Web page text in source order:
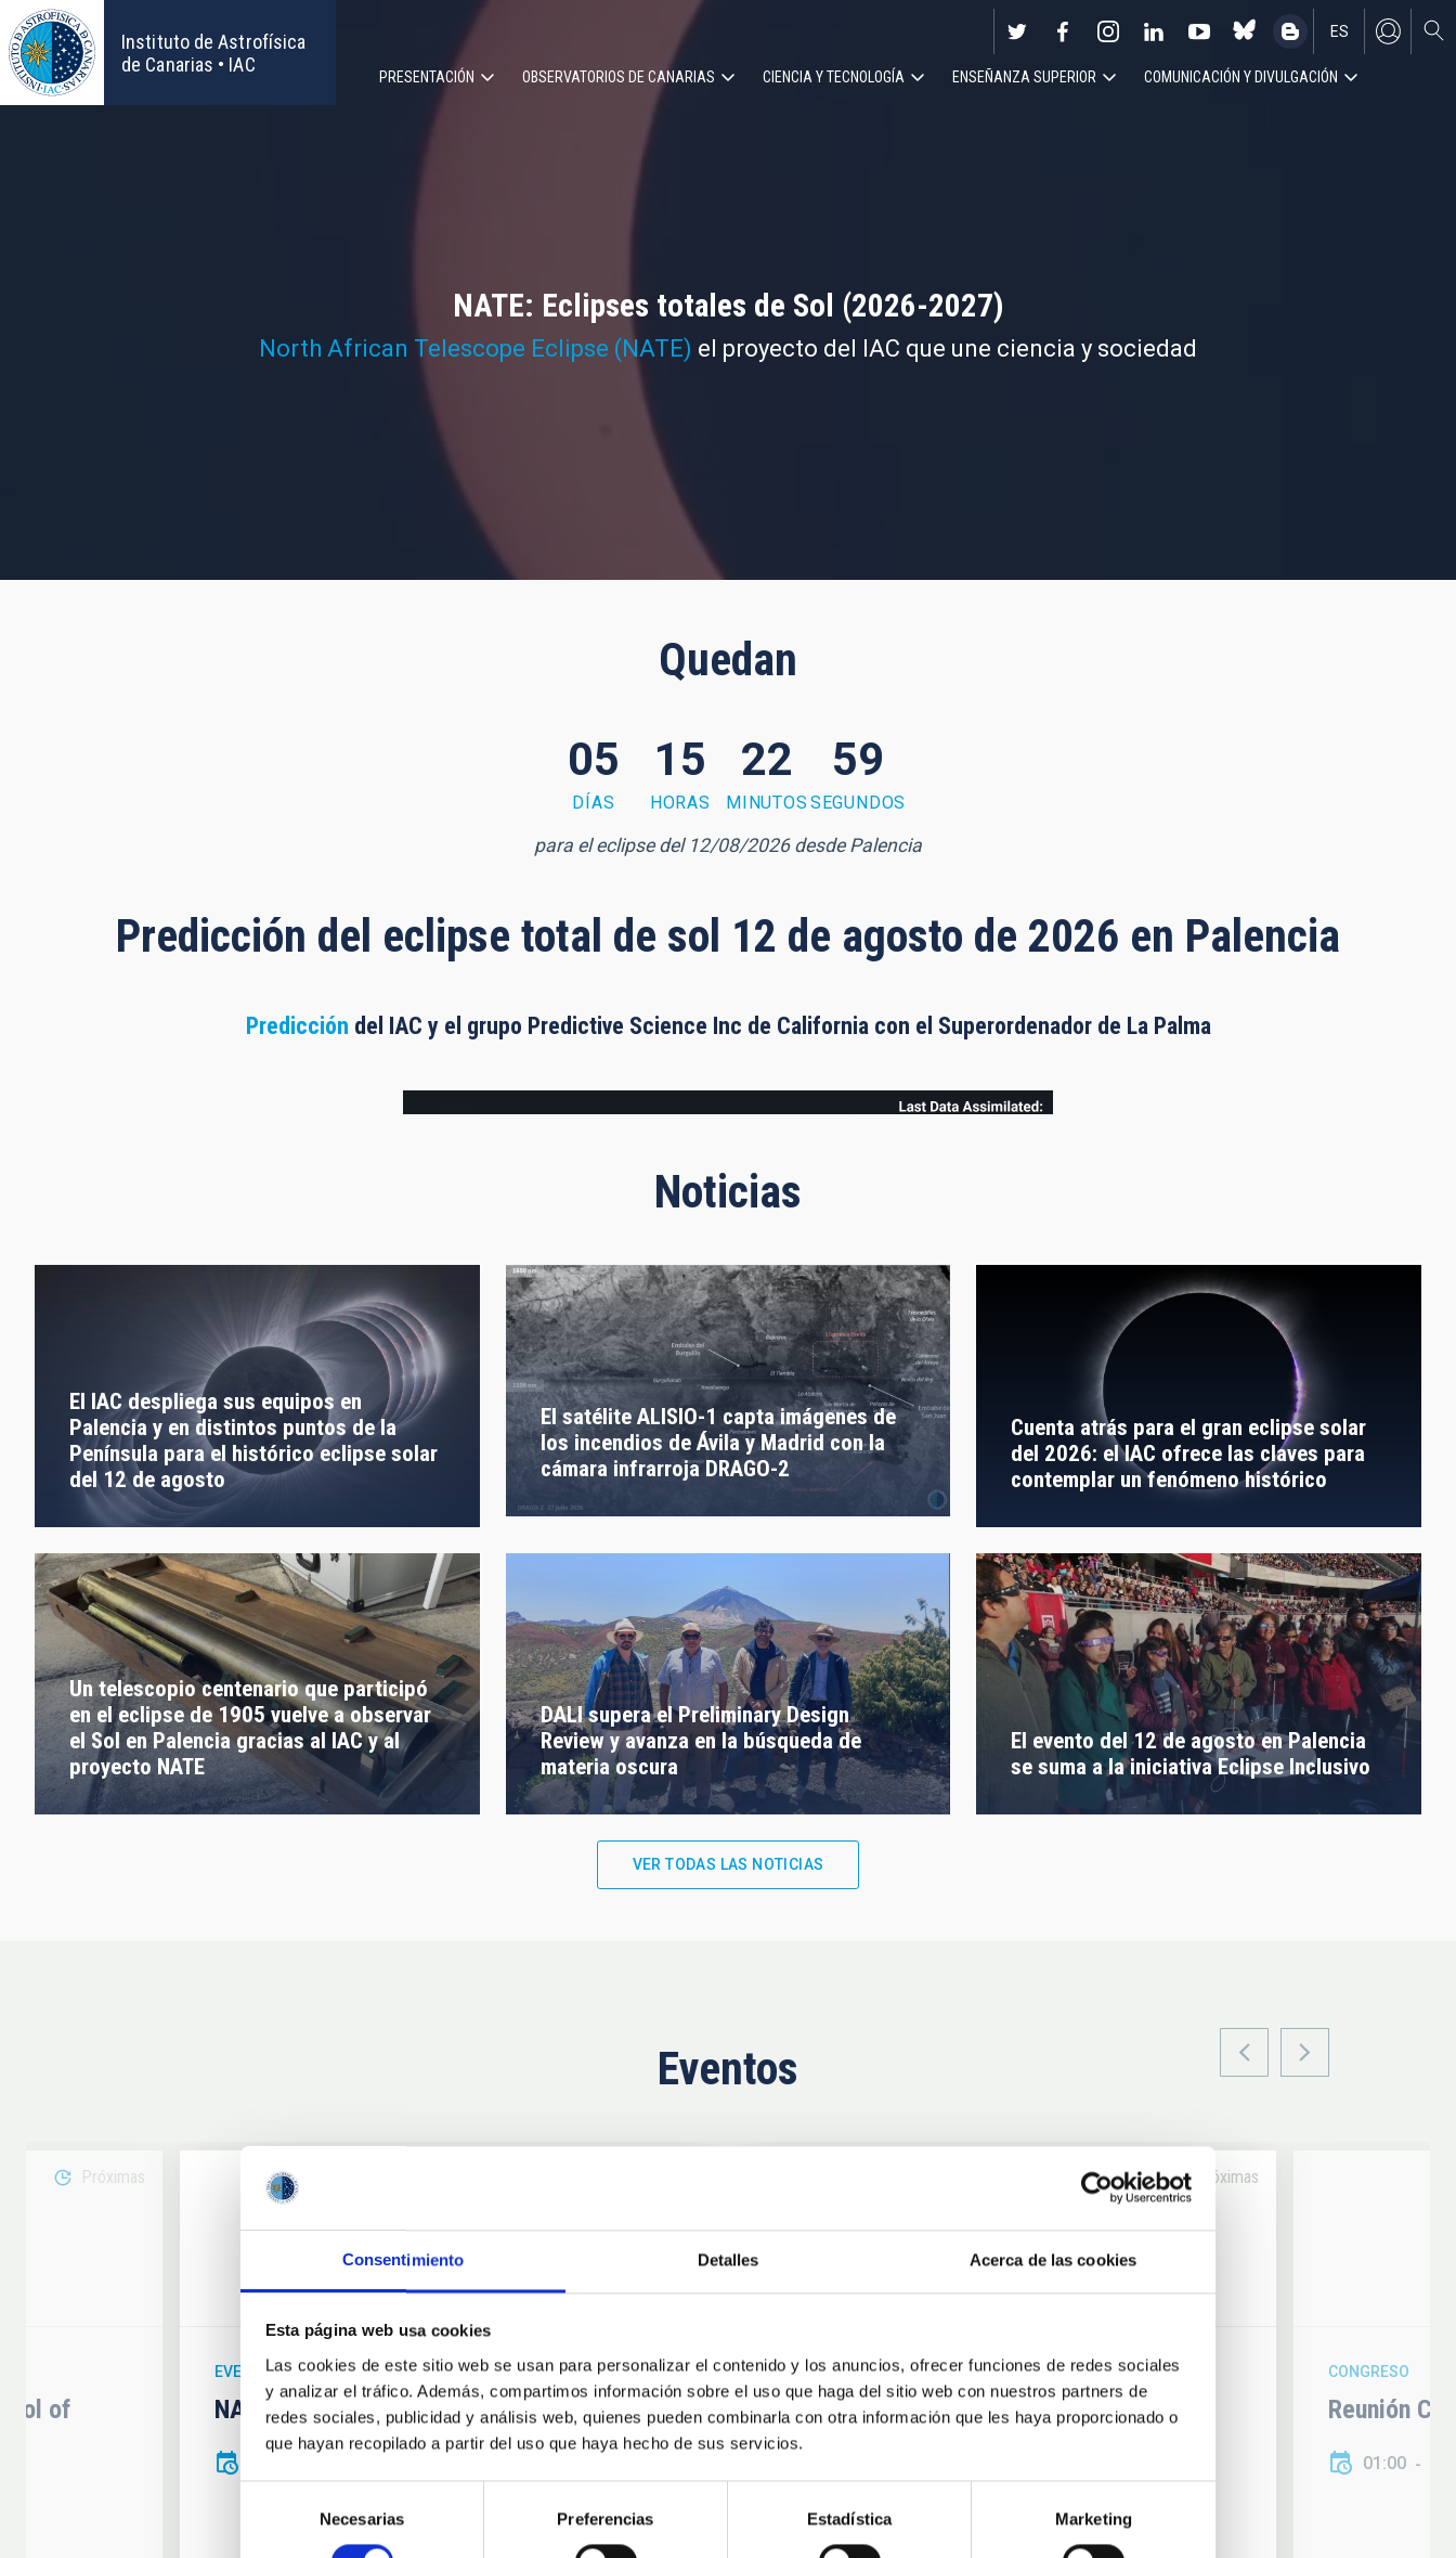
Consentimiento Detalles Acerca de las cookies
Esta página web usa cookies
Las cookies de este sitio web se usan para personalizar el contenido y los anuncios, ofrecer funciones de redes sociales
y analizar el tráfico. Además, compartimos información sobre el uso que haga del sitio web con nuestros partners de
redes sociales, publicidad y análisis web, quienes pueden combinarla con otra información que les haya proporcionado o
que hayan recopilado a partir del uso que haya hecho de sus servicios.
consentimiento
Necesarias Preferencias Estadística Marketing
Pasar
al
contenido
principal
Instituto de Astrofísica
de Canarias • IAC
EN
ES
Navegación
principal
PRESENTACIÓN OBSERVATORIOS DE CANARIAS CIENCIA Y TECNOLOGÍA ENSEÑANZA SUPERIOR COMUNICACIÓN Y DIVULGACIÓN
NATE: Eclipses totales de Sol (2026-2027)
North African Telescope Eclipse (NATE) el proyecto del IAC que une ciencia y sociedad
Quedan
05
DÍAS
15
HORAS
22
MINUTOS
58
SEGUNDOS
para el eclipse del 12/08/2026 desde Palencia
Predicción del eclipse total de sol 12 de agosto de 2026 en Palencia
Predicción del IAC y el grupo Predictive Science Inc de California con el Superordenador de La Palma
Noticias
El IAC despliega sus equipos en
Palencia y en distintos puntos de la
Península para el histórico eclipse solar
del 12 de agosto
El satélite ALISIO-1 capta imágenes de
los incendios de Ávila y Madrid con la
cámara infrarroja DRAGO-2
Cuenta atrás para el gran eclipse solar
del 2026: el IAC ofrece las claves para
contemplar un fenómeno histórico
Un telescopio centenario que participó
en el eclipse de 1905 vuelve a observar
el Sol en Palencia gracias al IAC y al
proyecto NATE
DALI supera el Preliminary Design
Review y avanza en la búsqueda de
materia oscura
El evento del 12 de agosto en Palencia
se suma a la iniciativa Eclipse Inclusivo
VER TODAS LAS NOTICIAS
Eventos
Próximas
of
08
AUG 26
11
AUG 26
EVENTO ASTRONÓMICO
NATE en Palencia - Eclipse Agosto 2026
10 14
Próximas
CONGRESO
Substellar Astrophysics 2026
CONGRESO
Reunión
01:00